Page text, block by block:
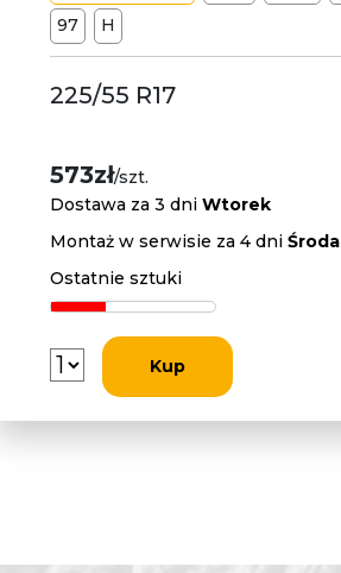
97
H
225/55 R17
573zł/szt.
Dostawa za 3 dniWtorek
Montaż w serwisie za 4 dniŚroda
Ostatnie sztuki
Kup